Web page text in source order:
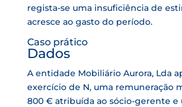
regista-se uma insuficiência de
acresce ao gasto do período.
Caso prático
Dados
A entidade Mobiliário Aurora, Lda
exercício de N, uma remuneração
800 € atribuída ao sócio-gerente e